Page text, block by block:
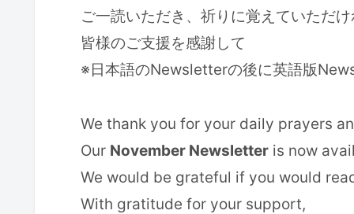
ご一読いただき、祈りに覚えていただ
皆様のご支援を感謝して
※日本語のNewsletterの後に英語版
We thank you for your daily prayers
Our November Newsletter is now
We would be grateful if you would
With gratitude for your support,